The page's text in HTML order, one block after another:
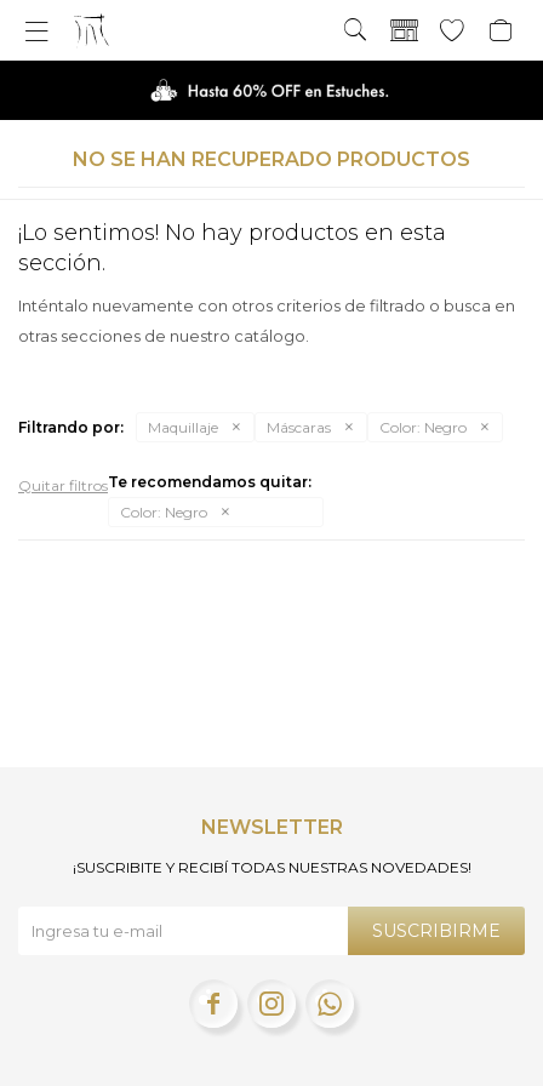

NO SE HAN RECUPERADO PRODUCTOS
¡Lo sentimos! No hay productos en esta
sección.
Inténtalo nuevamente con otros criterios de filtrado o busca en
otras secciones de nuestro catálogo.
Filtrando por: Maquillaje Máscaras Color: Negro
Quitar filtrosTe recomendamos quitar:
Color: Negro
NEWSLETTER
¡SUSCRIBITE Y RECIBÍ TODAS NUESTRAS NOVEDADES!
SUSCRIBIRME
  